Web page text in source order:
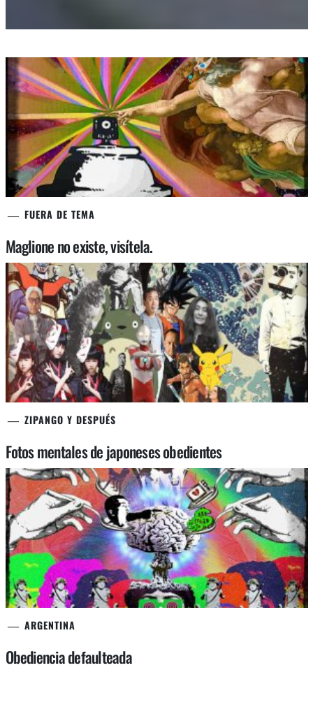
FUERA DE TEMA
Maglione no existe, visítela.
ZIPANGO Y DESPUÉS
Fotos mentales de japoneses obedientes
ARGENTINA
Obediencia defaulteada